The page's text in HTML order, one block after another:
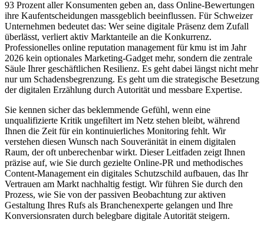
93 Prozent aller Konsumenten geben an, dass Online-Bewertungen
ihre Kaufentscheidungen massgeblich beeinflussen. Für Schweizer
Unternehmen bedeutet das: Wer seine digitale Präsenz dem Zufall
überlässt, verliert aktiv Marktanteile an die Konkurrenz.
Professionelles online reputation management für kmu ist im Jahr
2026 kein optionales Marketing-Gadget mehr, sondern die zentrale
Säule Ihrer geschäftlichen Resilienz. Es geht dabei längst nicht mehr
nur um Schadensbegrenzung. Es geht um die strategische Besetzung
der digitalen Erzählung durch Autorität und messbare Expertise.
Sie kennen sicher das beklemmende Gefühl, wenn eine
unqualifizierte Kritik ungefiltert im Netz stehen bleibt, während
Ihnen die Zeit für ein kontinuierliches Monitoring fehlt. Wir
verstehen diesen Wunsch nach Souveränität in einem digitalen
Raum, der oft unberechenbar wirkt. Dieser Leitfaden zeigt Ihnen
präzise auf, wie Sie durch gezielte Online-PR und methodisches
Content-Management ein digitales Schutzschild aufbauen, das Ihr
Vertrauen am Markt nachhaltig festigt. Wir führen Sie durch den
Prozess, wie Sie von der passiven Beobachtung zur aktiven
Gestaltung Ihres Rufs als Branchenexperte gelangen und Ihre
Konversionsraten durch belegbare digitale Autorität steigern.